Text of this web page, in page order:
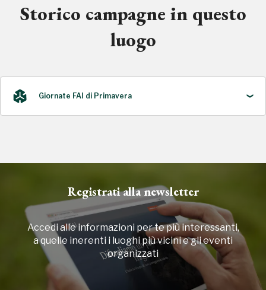
Storico campagne in questo
luogo
Giornate FAI di Primavera
Registrati alla newsletter
Accedi alle informazioni per te più interessanti,
a quelle inerenti i luoghi più vicini e gli eventi
organizzati